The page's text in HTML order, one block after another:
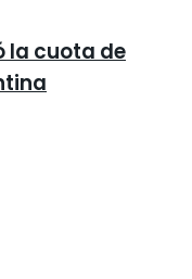
la cuota de